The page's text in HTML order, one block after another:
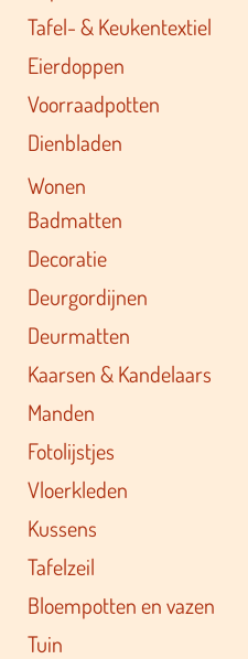
Tafel- & Keukentextiel
Eierdoppen
Voorraadpotten
Dienbladen
Wonen
Badmatten
Decoratie
Deurgordijnen
Deurmatten
Kaarsen & Kandelaars
Manden
Fotolijstjes
Vloerkleden
Kussens
Tafelzeil
Bloempotten en vazen
Tuin